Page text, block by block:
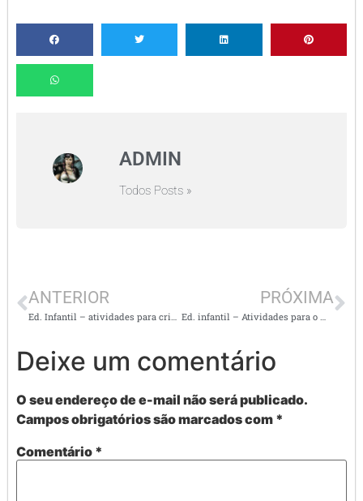
ADMIN
Todos Posts »
ANTERIOR PRÓXIMA
Deixe um comentário
O seu endereço de e-mail não será publicado.
Campos obrigatórios são marcados com *
Comentário *